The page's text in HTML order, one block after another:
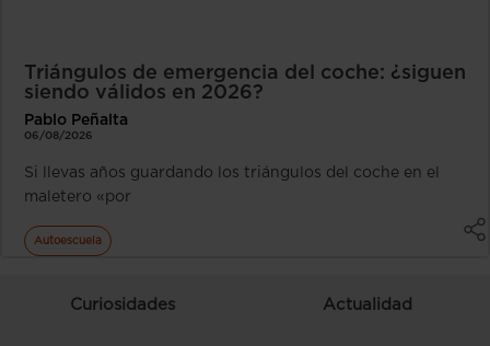
Triángulos de emergencia del coche: ¿siguen
siendo válidos en 2026?
Pablo Peñalta
06/08/2026
Si llevas años guardando los triángulos del coche en el
maletero «por
Autoescuela
Curiosidades Actualidad